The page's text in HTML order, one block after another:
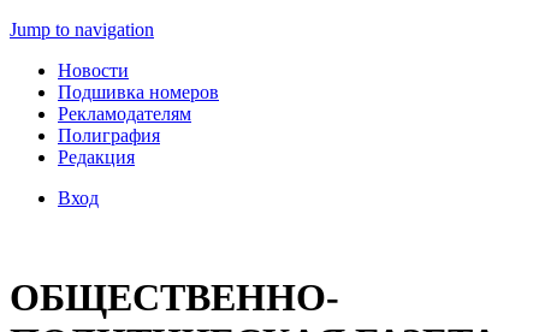
Jump to navigation
Новости
Подшивка номеров
Рекламодателям
Полиграфия
Редакция
Вход
ОБЩЕСТВЕННО-